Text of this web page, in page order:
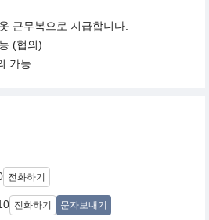
근무복으로 지급합니다.
(협의)
가능
전화하기
전화하기 문자보내기